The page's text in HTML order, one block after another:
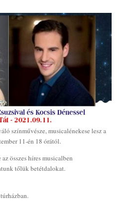
színművésze, musicalénekese lesz a
11-én 18 órától.
összes híres musicalben
tőlük betétdalokat.